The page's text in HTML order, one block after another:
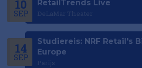
10
SEP
RetailTrends Live
DeLaMar Theater
14
SEP
Studiereis: NRF Retail's
Europe
Parijs